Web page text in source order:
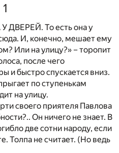
1
То есть она у
И, конечно, мешает ему
Или на улицу?» – торопит
после чего
и быстро спускается вниз.
по ступенькам
на улицу.
своего приятеля Павлова
Он ничего не знает. В
две сотни народу, если
Толпа не считает. (Но ведь